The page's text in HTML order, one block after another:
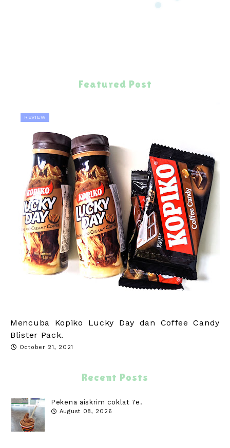
Featured Post
REVIEW
Mencuba Kopiko Lucky Day dan Coffee Candy
Blister Pack.
October 21, 2021
Recent Posts
Pekena aiskrim coklat 7e.
August 08, 2026